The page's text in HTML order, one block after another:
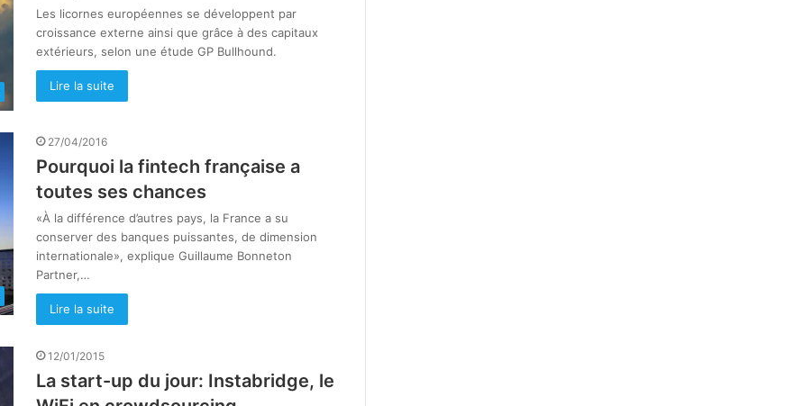
Les licornes européennes se développent par
croissance externe ainsi que grâce à des capitaux
extérieurs, selon une étude GP Bullhound.
Lire la suite
27/04/2016
Pourquoi la fintech française a
toutes ses chances
«À la différence d’autres pays, la France a su
conserver des banques puissantes, de dimension
internationale», explique Guillaume Bonneton
Partner,…
Lire la suite
12/01/2015
La start-up du jour: Instabridge, le